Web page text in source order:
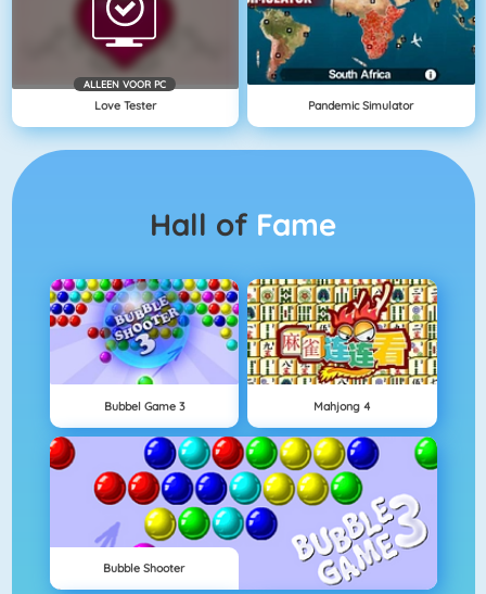
ALLEEN VOOR PC
Love Tester Pandemic Simulator
Hall of Fame
Bubbel Game 3 Mahjong 4
Bubble Shooter